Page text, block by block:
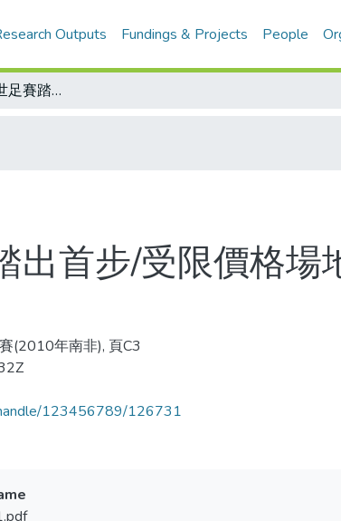
Outputs Fundings & Projects People
賽事3D直播 南非世足賽踏出首步/受限價格場地 3D大戰還有得打/3D運動賽事轉播表
出首步/受限價格場
(2010年南非), 頁C3
123456789/126731